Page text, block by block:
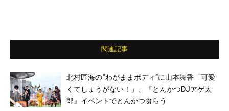
関連記事
北村匠海の“わがままボディ”に山本舞香「可愛
くてしょうがない！」、『とんかつDJアゲ太
郎』イベントでとんかつ食らう